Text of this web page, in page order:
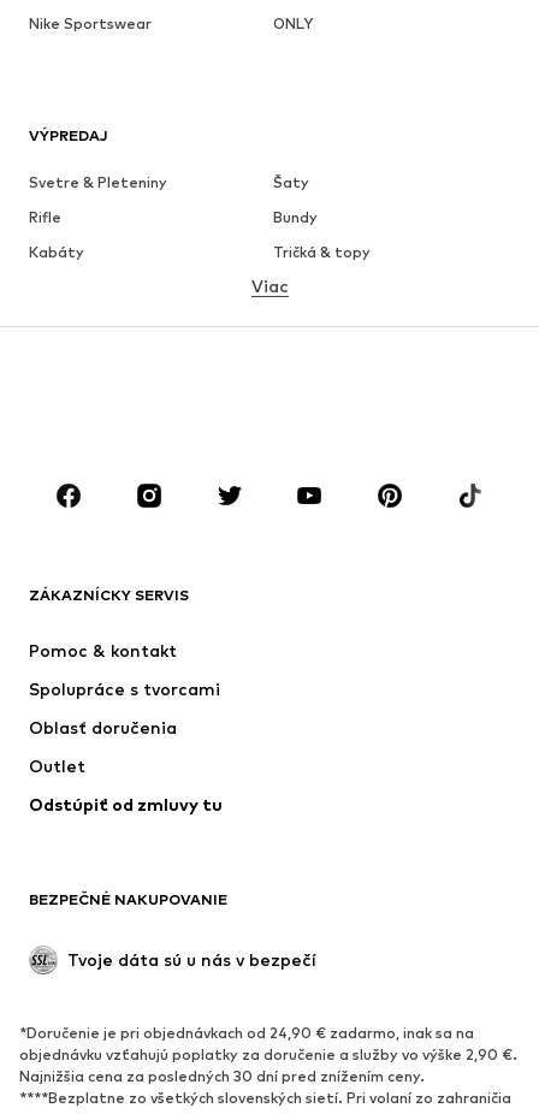
Nike Sportswear
ONLY
VÝPREDAJ
Svetre & Pleteniny
Šaty
Rifle
Bundy
Kabáty
Tričká & topy
Bielizeň
Sukne
Blúzky & tuniky
Doplnky
Premium
Nové
Bundy
Bielizeň
Kabáty
Plavky
Upcyklácia
Nové
Obľúbené
Tenisky
Členkové čižmy
Viac
ZÁKAZNÍCKY SERVIS
Pomoc & kontakt
Spolupráce s tvorcami
Oblasť doručenia
Outlet
Odstúpiť od zmluvy tu
BEZPEČNÉ NAKUPOVANIE
Tvoje dáta sú u nás v bezpečí
*Doručenie je pri objednávkach od 24,90 € zadarmo, inak sa na
objednávku vzťahujú poplatky za doručenie a služby vo výške 2,90 €.
Najnižšia cena za posledných 30 dní pred znížením ceny.
****Bezplatne zo všetkých slovenských sietí. Pri volaní zo zahraničia